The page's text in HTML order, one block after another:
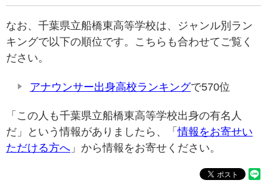
なお、千葉県立船橋東高等学校は、ジャンル別ラン
キングで以下の順位です。こちらも合わせてご覧く
ださい。
アナウンサー出身高校ランキングで570位
「この人も千葉県立船橋東高等学校出身の有名人
だ」という情報がありましたら、「情報をお寄せい
ただける方へ 」から情報をお寄せください。